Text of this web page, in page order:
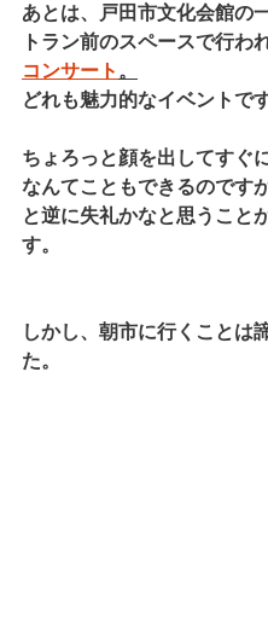
あとは、戸田市文化会館の
トラン前のスペースで行わ
コンサート 。
どれも魅力的なイベントです
ちょろっと顔を出してすぐ
なんてこともできるのです
と逆に失礼かなと思うこと
す。
しかし、朝市に行くことは
た。